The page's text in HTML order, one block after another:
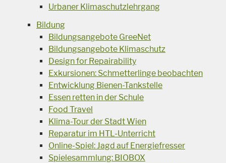
Urbaner Klimaschutzlehrgang
Bildung
Bildungsangebote GreeNet
Bildungsangebote Klimaschutz
Design for Repairability
Exkursionen: Schmetterlinge beobachten
Entwicklung Bienen-Tankstelle
Essen retten in der Schule
Food Travel
Klima-Tour der Stadt Wien
Reparatur im HTL-Unterricht
Online-Spiel: Jagd auf Energiefresser
Spielesammlung: BIOBOX